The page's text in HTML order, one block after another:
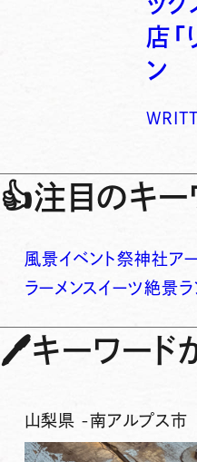
店「
ン
👍注目のキー
風景イベント祭神社ア
ラーメンスイーツ絶景ラ
🖊キーワー
山梨県 -南アルプス市